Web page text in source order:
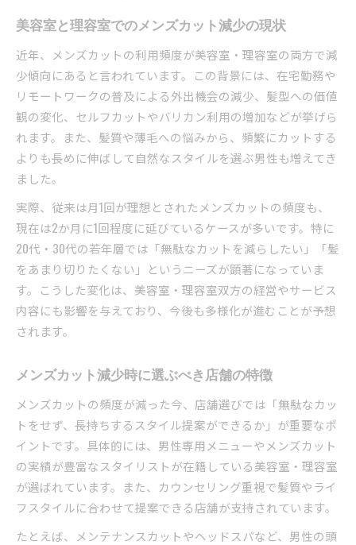
美容室と理容室でのメンズカット減少の現状
近年、メンズカットの利用頻度が美容室・理容室の両方で減
少傾向にあると言われています。この背景には、在宅勤務や
リモートワークの普及による外出機会の減少、髪型への価値
観の変化、セルフカットやバリカン利用の増加などが挙げら
れます。また、髪質や薄毛への悩みから、頻繁にカットする
よりも長めに伸ばして自然なスタイルを選ぶ男性も増えてき
ました。
実際、従来は月1回が理想とされたメンズカットの頻度も、
現在は2か月に1回程度に延びているケースが多いです。特に
20代・30代の若年層では「無駄なカットを減らしたい」「髪
をあまり切りたくない」というニーズが顕著になっていま
す。こうした変化は、美容室・理容室双方の経営やサービス
内容にも影響を与えており、今後も多様化が進むことが予想
されます。
メンズカット減少時に選ぶべき店舗の特徴
メンズカットの頻度が減った今、店舗選びでは「無駄なカッ
トをせず、長持ちするスタイル提案ができるか」が重要なポ
イントです。具体的には、男性専用メニューやメンズカット
の実績が豊富なスタイリストが在籍している美容室・理容室
が選ばれています。また、カウンセリング重視で髪質やライ
フスタイルに合わせて提案できる店舗が支持されています。
たとえば、メンテナンスカットやヘッドスパなど、男性の頭